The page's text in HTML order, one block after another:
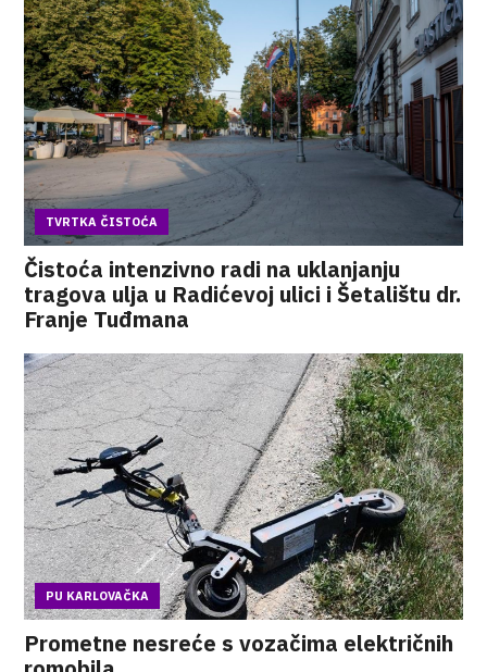
TVRTKA ČISTOĆA
Čistoća intenzivno radi na uklanjanju
tragova ulja u Radićevoj ulici i Šetalištu dr.
Franje Tuđmana
PU KARLOVAČKA
Prometne nesreće s vozačima električnih